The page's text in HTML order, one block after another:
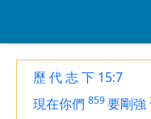
歷 代 志 下 15:7
現在你們 859要剛強